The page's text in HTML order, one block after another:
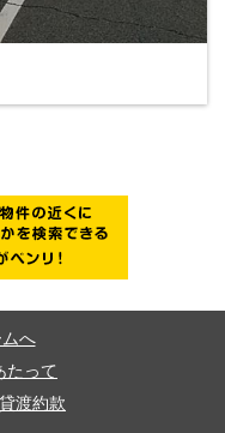
へ
たって
貸渡約款